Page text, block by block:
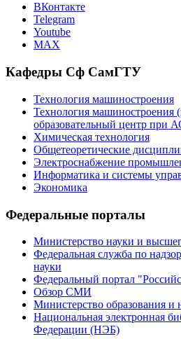
ВКонтакте
Telegram
Youtube
MAX
Кафедры Сф СамГТУ
Технология машиностроения
Технология машиностроения
образовательный центр
Химическая технология
Общетеоретические
Электроснабжение
Информатика и системы
Экономика
Федеральные порталы
Министерство науки и
Федеральная служба по
науки
Федеральный портал
Обзор СМИ
Министерство образования и
Национальная электронная
Федерации (НЭБ)